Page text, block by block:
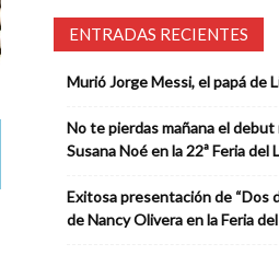
ENTRADAS RECIENTES
Murió Jorge Messi, el papá de
No te pierdas mañana el
Susana Noé en la 22ª Feria del
Exitosa presentación de “Dos
de Nancy Olivera en la Feria